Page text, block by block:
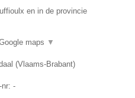
en in de provincie
maps ▼
(Vlaams-Brabant)
-